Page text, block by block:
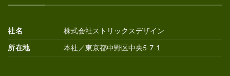
社名
株式会社ストリックスデザイン
所在地
本社／東京都中野区中央5-7-1